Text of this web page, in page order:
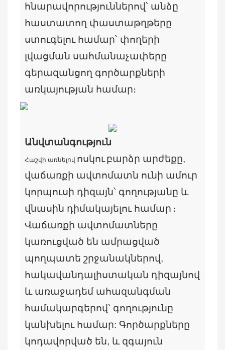
հնարավորություններով՝ անձը
հաստատող փաստաթղթերը
ստուգելու համար՝ փողերի
լվացման սահմանաչափերը
գերազանցող գործարքների
առկայության համար։
Անվտանգություն
Հաշվի առնելով ոսկուբարձր արժեքը,
վաճառքի ավտոմատն ունի ամուր
կորպուսի դիզայն՝ գողությանը և
վնասին դիմակայելու համար ։
Վաճառքի ավտոմատները
կառուցված են ամրացված
պողպատե շրջանակներով,
հակավանդալիստական ​​դիզայնով
և առաջադեմ ահազանգման
համակարգերով՝ գողությունը
կանխելու համար: Գործարքները
կոդավորված են, և զգայուն